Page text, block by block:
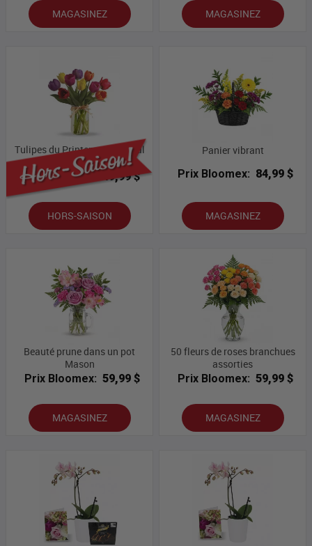
MAGASINEZ MAGASINEZ
Tulipes du Printemps et Bocal
Maçon
Prix Bloomex:
49,99 $
HORS-SAISON
Panier vibrant
Prix Bloomex: 84,99 $
MAGASINEZ
Beauté prune dans un pot
Mason
Prix Bloomex: 59,99 $
MAGASINEZ
50 fleurs de roses branchues
assorties
Prix Bloomex: 59,99 $
MAGASINEZ